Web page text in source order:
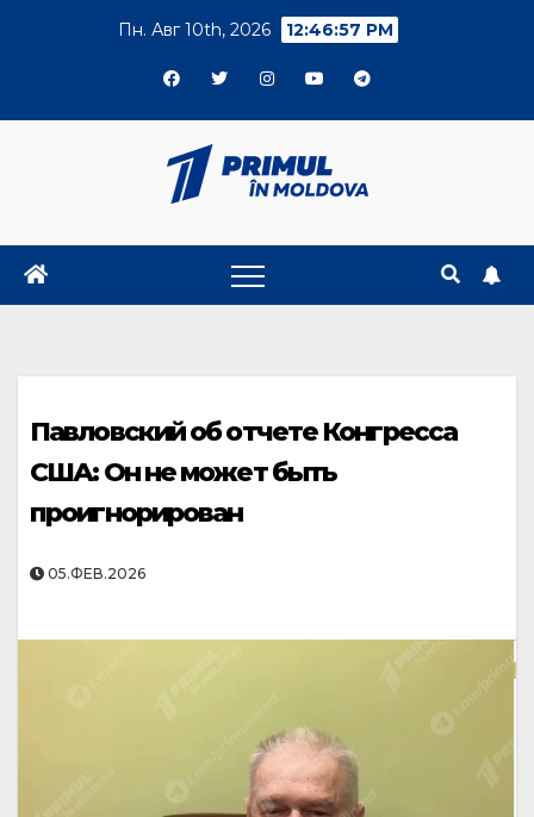
Пн. Авг 10th, 2026 12:46:58 PM
Павловский об отчете Конгресса
США: Он не может быть
проигнорирован
05.ФЕВ.2026